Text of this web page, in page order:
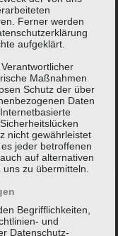
Ferner werden
aufgeklärt.
Maßnahmen
Schutz der über
Daten
nicht gewährleistet
jeder betroffenen
auf alternativen
zu übermitteln.
Begrifflichkeiten,
und
Datenschutz-